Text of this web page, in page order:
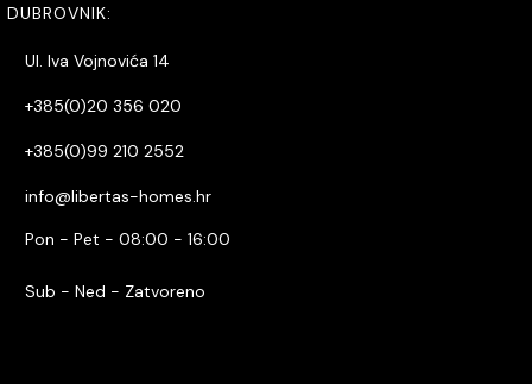
DUBROVNIK:
Ul. Iva Vojnovića 14
+385(0)20 356 020
+385(0)99 210 2552
info@libertas-homes.hr
Pon - Pet - 08:00 - 16:00
Sub - Ned - Zatvoreno